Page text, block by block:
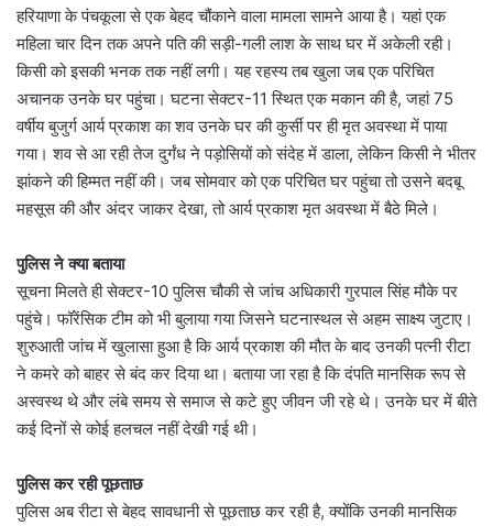
हरियाणा के पंचकूला से एक बेहद चौंकाने वाला मामला सामने आया है। यहां एक
महिला चार दिन तक अपने पति की सड़ी-गली लाश के साथ घर में अकेली रही।
किसी को इसकी भनक तक नहीं लगी। यह रहस्य तब खुला जब एक परिचित
अचानक उनके घर पहुंचा। घटना सेक्टर-11 स्थित एक मकान की है, जहां 75
वर्षीय बुजुर्ग आर्य प्रकाश का शव उनके घर की कुर्सी पर ही मृत अवस्था में पाया
गया। शव से आ रही तेज दुर्गंध ने पड़ोसियों को संदेह में डाला, लेकिन किसी ने भीतर
झांकने की हिम्मत नहीं की। जब सोमवार को एक परिचित घर पहुंचा तो उसने बदबू
महसूस की और अंदर जाकर देखा, तो आर्य प्रकाश मृत अवस्था में बैठे मिले।
पुलिस ने क्या बताया
सूचना मिलते ही सेक्टर-10 पुलिस चौकी से जांच अधिकारी गुरपाल सिंह मौके पर
पहुंचे। फॉरेंसिक टीम को भी बुलाया गया जिसने घटनास्थल से अहम साक्ष्य जुटाए।
शुरुआती जांच में खुलासा हुआ है कि आर्य प्रकाश की मौत के बाद उनकी पत्नी रीटा
ने कमरे को बाहर से बंद कर दिया था। बताया जा रहा है कि दंपति मानसिक रूप से
अस्वस्थ थे और लंबे समय से समाज से कटे हुए जीवन जी रहे थे। उनके घर में बीते
कई दिनों से कोई हलचल नहीं देखी गई थी।
पुलिस कर रही पूछताछ
पुलिस अब रीटा से बेहद सावधानी से पूछताछ कर रही है, क्योंकि उनकी मानसिक